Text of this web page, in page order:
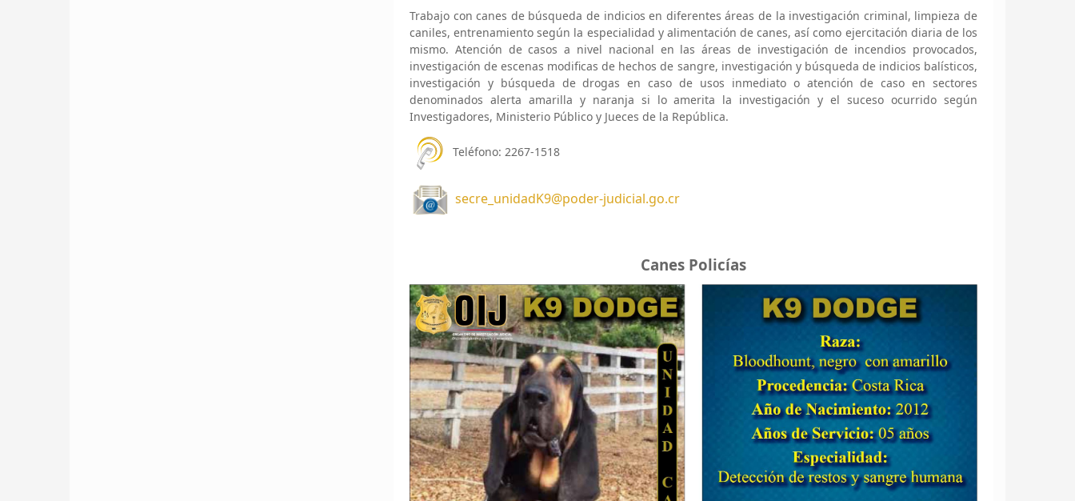
Trabajo con canes de búsqueda de indicios en diferentes áreas de la investigación criminal, limpieza de
caniles, entrenamiento según la especialidad y alimentación de canes, así como ejercitación diaria de los
mismo. Atención de casos a nivel nacional en las áreas de investigación de incendios provocados,
investigación de escenas modificas de hechos de sangre, investigación y búsqueda de indicios balísticos,
investigación y búsqueda de drogas en caso de usos inmediato o atención de caso en sectores
denominados alerta amarilla y naranja si lo amerita la investigación y el suceso ocurrido según
Investigadores, Ministerio Público y Jueces de la República.
Teléfono: 2267-1518
secre_unidadK9@poder-judicial.go.cr
Canes Policías